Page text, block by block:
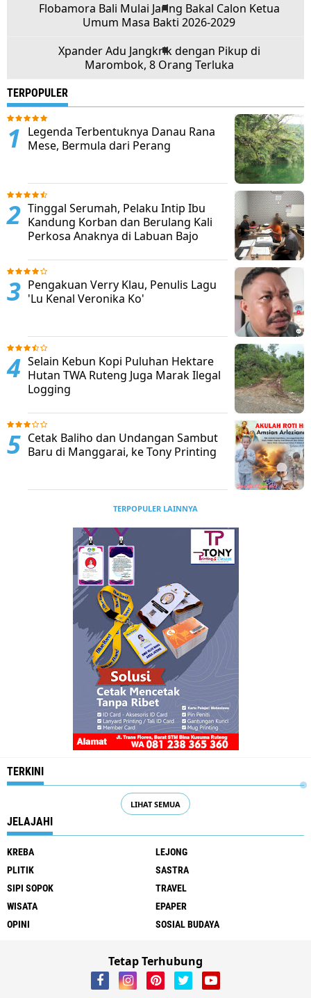
Flobamora Bali Mulai Jaring Bakal Calon Ketua
Umum Masa Bakti 2026-2029
Xpander Adu Jangkrik dengan Pikup di
Marombok, 8 Orang Terluka
TERPOPULER
Legenda Terbentuknya Danau Rana
Mese, Bermula dari Perang
Tinggal Serumah, Pelaku Intip Ibu
Kandung Korban dan Berulang Kali
Perkosa Anaknya di Labuan Bajo
Pengakuan Verry Klau, Penulis Lagu
'Lu Kenal Veronika Ko'
Selain Kebun Kopi Puluhan Hektare
Hutan TWA Ruteng Juga Marak Ilegal
Logging
Cetak Baliho dan Undangan Sambut
Baru di Manggarai, ke Tony Printing
TERPOPULER LAINNYA
TERKINI
LIHAT SEMUA
JELAJAHI
KREBA
LEJONG
PLITIK
SASTRA
SIPI SOPOK
TRAVEL
WISATA
EPAPER
OPINI
SOSIAL BUDAYA
Tetap Terhubung